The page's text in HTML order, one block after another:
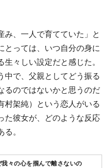
、一人で育てていた」と
とっては、いつ自分の身に
々しい設定だと感じた。
中で、父親としてどう振る
るのではないかと思うのだ
村架純）という恋人がいる
た彼女が、どのような反応
。
々の心を掴んで離さないの